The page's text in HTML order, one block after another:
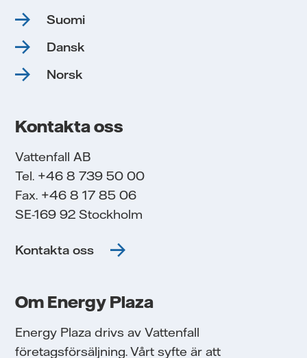
Suomi
Dansk
Norsk
Kontakta oss
Vattenfall AB
Tel. +46 8 739 50 00
Fax. +46 8 17 85 06
SE-169 92 Stockholm
Kontakta oss
Om Energy Plaza
Energy Plaza drivs av Vattenfall
företagsförsäljning. Vårt syfte är att